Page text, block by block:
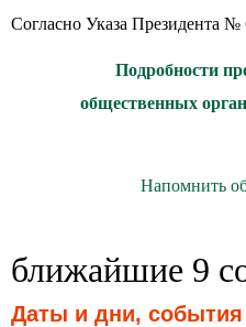
Согласно Указа Президента №
Подробности
общественных
Напомнить
ближайшие 9
Даты и дни,